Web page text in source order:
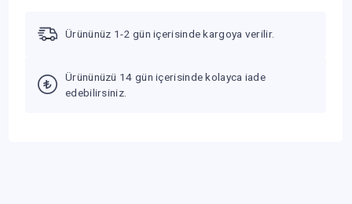
Ürününüz 1-2 gün içerisinde kargoya verilir.
Ürününüzü 14 gün içerisinde kolayca iade
edebilirsiniz.